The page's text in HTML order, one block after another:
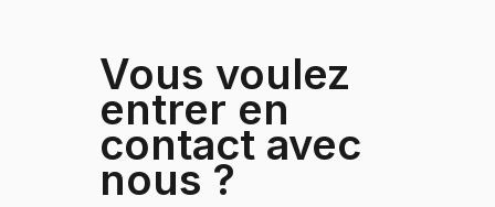
Vous voulez
entrer en
contact avec
nous ?